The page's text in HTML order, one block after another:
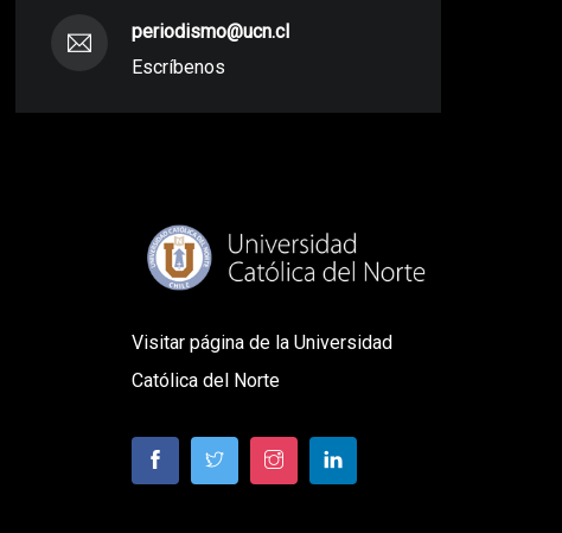
periodismo@ucn.cl
Escríbenos
Visitar página de la Universidad
Católica del Norte